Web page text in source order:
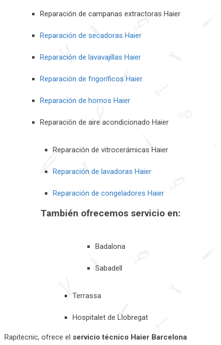
Reparación de campanas extractoras Haier
Reparación de secadoras Haier
Reparación de lavavajillas Haier
Reparación de frigoríficos Haier
Reparación de hornos Haier
Reparación de aire acondicionado Haier
Reparación de vitrocerámicas Haier
Reparación de lavadoras Haier
Reparación de congeladores Haier
También ofrecemos servicio en:
Badalona
Sabadell
Terrassa
Hospitalet de Llobregat
Rapitecnic, ofrece el servicio técnico Haier Barcelona